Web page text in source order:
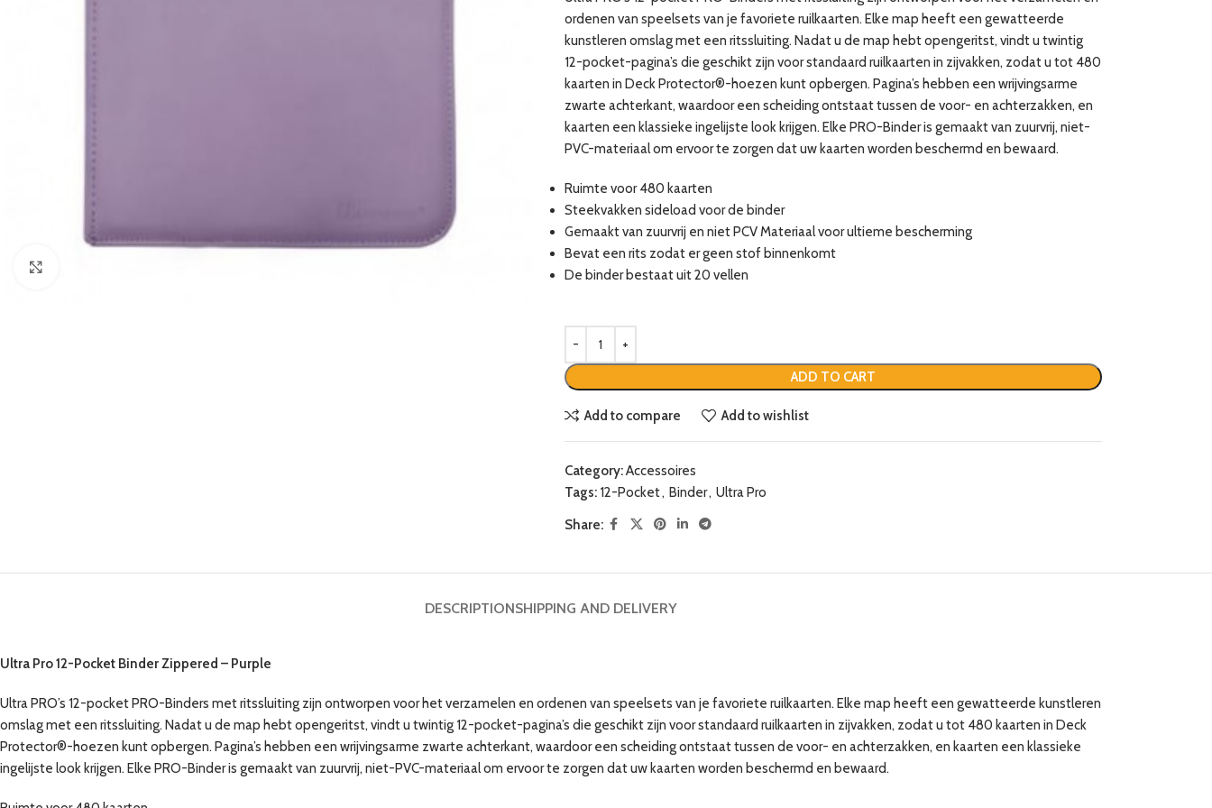
ordenen van speelsets van je favoriete ruilkaarten. Elke map heeft een gewatteerde
kunstleren omslag met een ritssluiting. Nadat u de map hebt opengeritst, vindt u twintig
12-pocket-pagina’s die geschikt zijn voor standaard ruilkaarten in zijvakken, zodat u tot 480
kaarten in Deck Protector®-hoezen kunt opbergen. Pagina’s hebben een wrijvingsarme
zwarte achterkant, waardoor een scheiding ontstaat tussen de voor- en achterzakken, en
kaarten een klassieke ingelijste look krijgen. Elke PRO-Binder is gemaakt van zuurvrij, niet-
PVC-materiaal om ervoor te zorgen dat uw kaarten worden beschermd en bewaard.
Ruimte voor 480 kaarten
Steekvakken sideload voor de binder
Gemaakt van zuurvrij en niet PCV Materiaal voor ultieme bescherming
Bevat een rits zodat er geen stof binnenkomt
De binder bestaat uit 20 vellen
ADD TO CART
Add to compare Add to wishlist
Category:Accessoires
Tags: 12-Pocket, Binder, Ultra Pro
Share:
DESCRIPTIONSHIPPING AND DELIVERY
Ultra Pro 12-Pocket Binder Zippered – Purple
Ultra PRO’s 12-pocket PRO-Binders met ritssluiting zijn ontworpen voor het verzamelen en ordenen van speelsets van je favoriete ruilkaarten. Elke map heeft een gewatteerde kunstleren
omslag met een ritssluiting. Nadat u de map hebt opengeritst, vindt u twintig 12-pocket-pagina’s die geschikt zijn voor standaard ruilkaarten in zijvakken, zodat u tot 480 kaarten in Deck
Protector®-hoezen kunt opbergen. Pagina’s hebben een wrijvingsarme zwarte achterkant, waardoor een scheiding ontstaat tussen de voor- en achterzakken, en kaarten een klassieke
ingelijste look krijgen. Elke PRO-Binder is gemaakt van zuurvrij, niet-PVC-materiaal om ervoor te zorgen dat uw kaarten worden beschermd en bewaard.